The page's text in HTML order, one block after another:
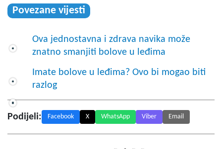
Povezane vijesti
Ova jednostavna i zdrava navika može
znatno smanjiti bolove u leđima
Imate bolove u leđima? Ovo bi mogao biti
razlog
Podijeli: Facebook X WhatsApp Viber Email